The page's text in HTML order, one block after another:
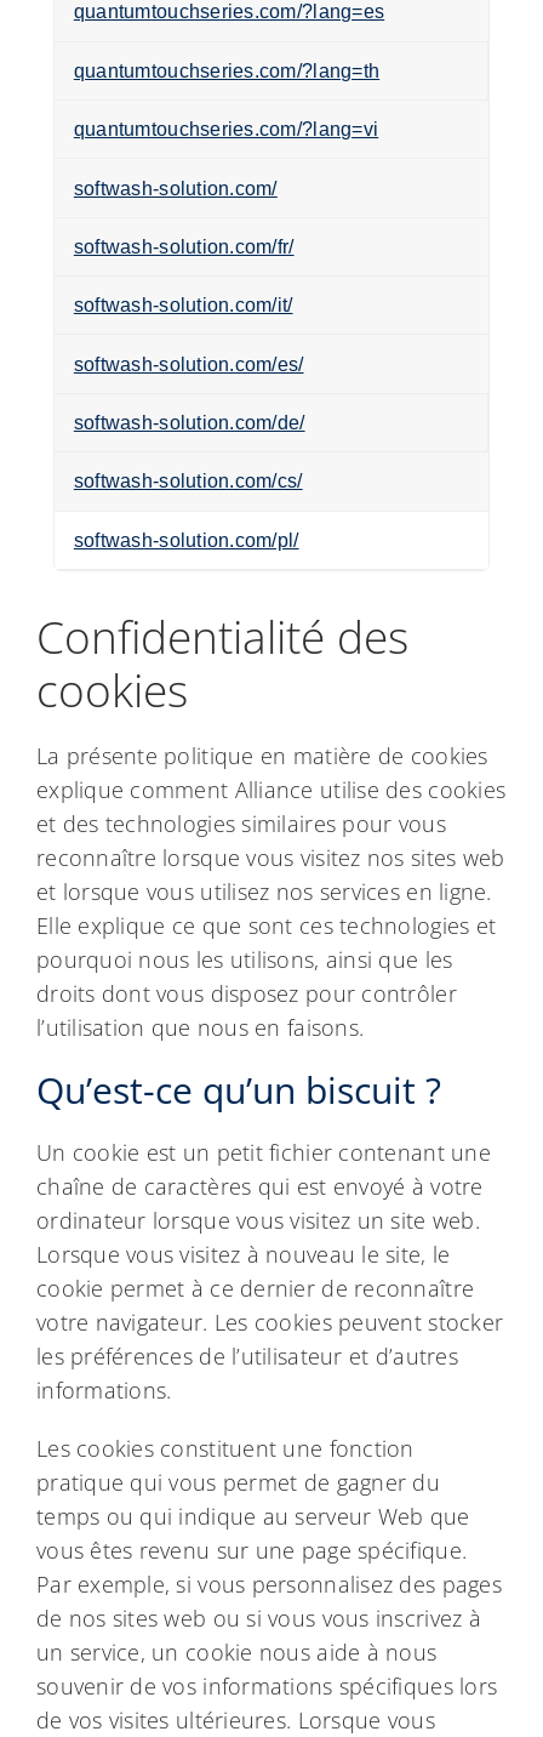
quantumtouchseries.com/?lang=es
quantumtouchseries.com/?lang=th
quantumtouchseries.com/?lang=vi
softwash-solution.com/
softwash-solution.com/fr/
softwash-solution.com/it/
softwash-solution.com/es/
softwash-solution.com/de/
softwash-solution.com/cs/
softwash-solution.com/pl/
Confidentialité des
cookies
La présente politique en matière de cookies
explique comment Alliance utilise des cookies
et des technologies similaires pour vous
reconnaître lorsque vous visitez nos sites web
et lorsque vous utilisez nos services en ligne.
Elle explique ce que sont ces technologies et
pourquoi nous les utilisons, ainsi que les
droits dont vous disposez pour contrôler
l’utilisation que nous en faisons.
Qu’est-ce qu’un biscuit ?
Un cookie est un petit fichier contenant une
chaîne de caractères qui est envoyé à votre
ordinateur lorsque vous visitez un site web.
Lorsque vous visitez à nouveau le site, le
cookie permet à ce dernier de reconnaître
votre navigateur. Les cookies peuvent stocker
les préférences de l’utilisateur et d’autres
informations.
Les cookies constituent une fonction
pratique qui vous permet de gagner du
temps ou qui indique au serveur Web que
vous êtes revenu sur une page spécifique.
Par exemple, si vous personnalisez des pages
de nos sites web ou si vous vous inscrivez à
un service, un cookie nous aide à nous
souvenir de vos informations spécifiques lors
de vos visites ultérieures. Lorsque vous